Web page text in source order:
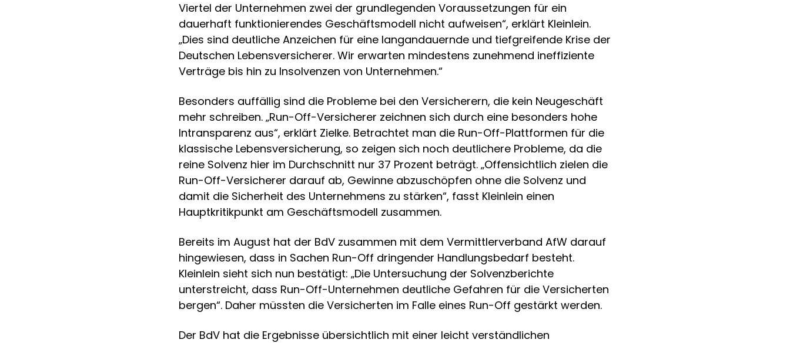
Viertel der Unternehmen zwei der grundlegenden Voraussetzungen für ein
dauerhaft funktionierendes Geschäftsmodell nicht aufweisen“, erklärt Kleinlein.
„Dies sind deutliche Anzeichen für eine langandauernde und tiefgreifende Krise der
Deutschen Lebensversicherer. Wir erwarten mindestens zunehmend ineffiziente
Verträge bis hin zu Insolvenzen von Unternehmen.“
Besonders auffällig sind die Probleme bei den Versicherern, die kein Neugeschäft
mehr schreiben. „Run-Off-Versicherer zeichnen sich durch eine besonders hohe
Intransparenz aus“, erklärt Zielke. Betrachtet man die Run-Off-Plattformen für die
klassische Lebensversicherung, so zeigen sich noch deutlichere Probleme, da die
reine Solvenz hier im Durchschnitt nur 37 Prozent beträgt. „Offensichtlich zielen die
Run-Off-Versicherer darauf ab, Gewinne abzuschöpfen ohne die Solvenz und
damit die Sicherheit des Unternehmens zu stärken“, fasst Kleinlein einen
Hauptkritikpunkt am Geschäftsmodell zusammen.
Bereits im August hat der BdV zusammen mit dem Vermittlerverband AfW darauf
hingewiesen, dass in Sachen Run-Off dringender Handlungsbedarf besteht.
Kleinlein sieht sich nun bestätigt: „Die Untersuchung der Solvenzberichte
unterstreicht, dass Run-Off-Unternehmen deutliche Gefahren für die Versicherten
bergen“. Daher müssten die Versicherten im Falle eines Run-Off gestärkt werden.
Der BdV hat die Ergebnisse übersichtlich mit einer leicht verständlichen